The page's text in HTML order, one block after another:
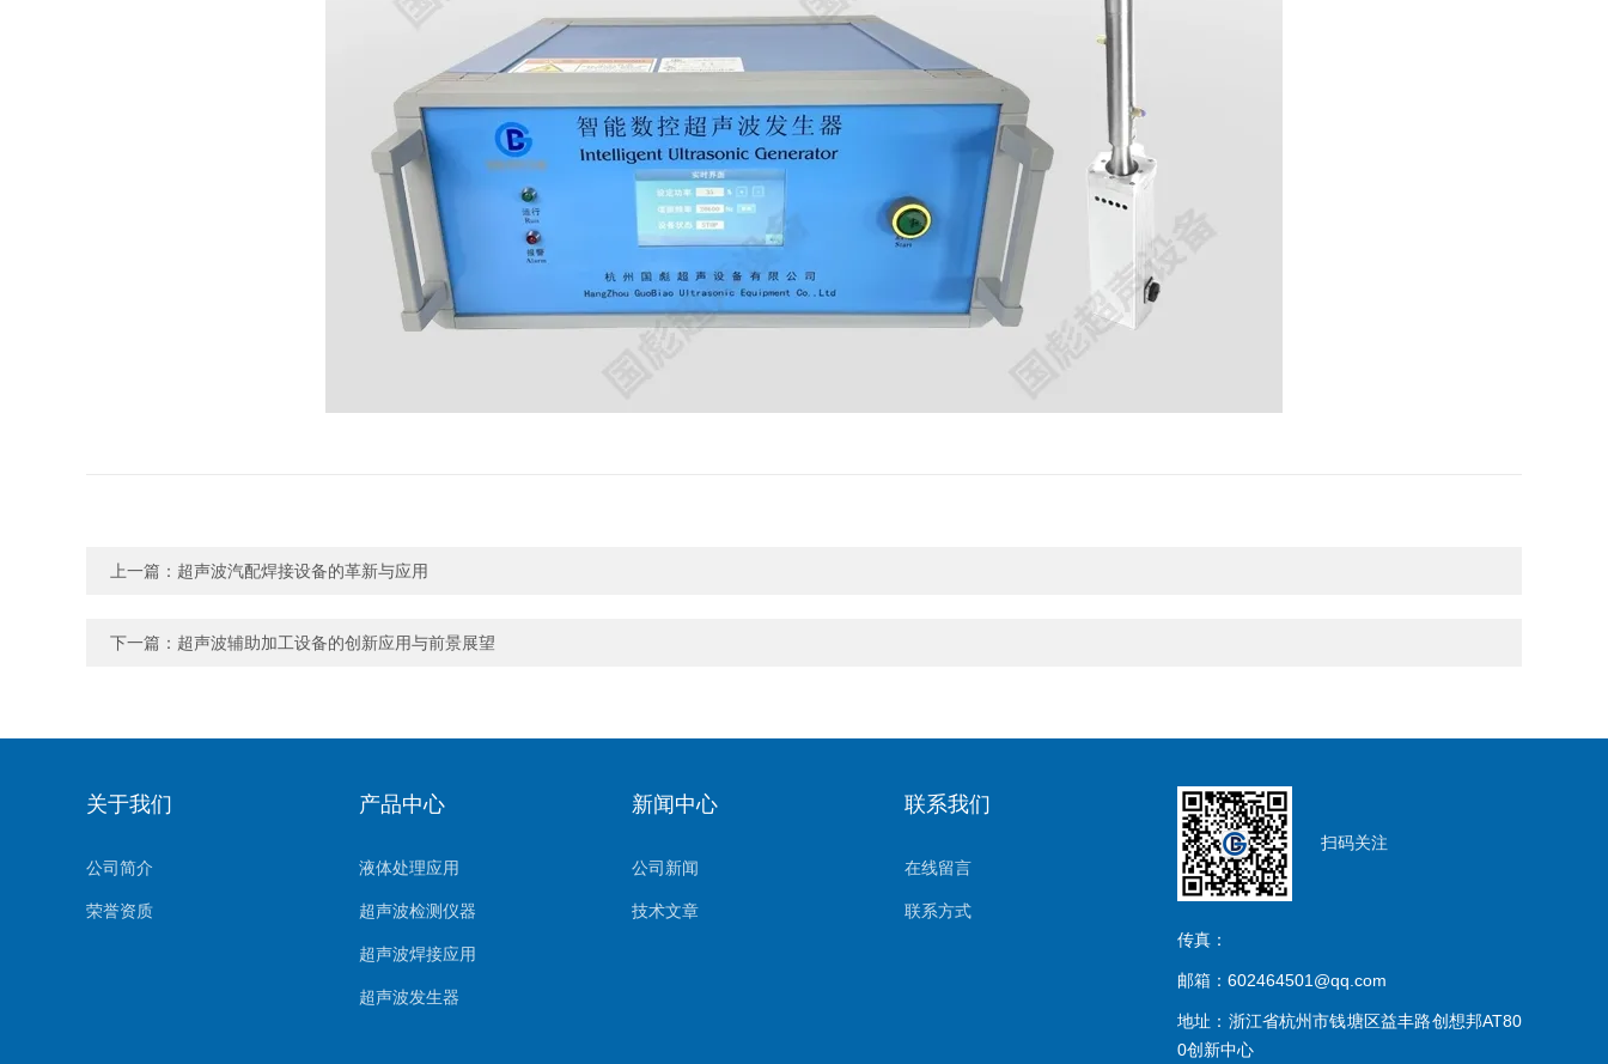
上一篇： 超声波汽配焊接设备的革新与应用
下一篇： 超声波辅助加工设备的创新应用与前景展望
关于我们
公司简介
荣誉资质
产品中心
液体处理应用
超声波检测仪器
超声波焊接应用
超声波发生器
新闻中心
公司新闻
技术文章
联系我们
在线留言
联系方式
扫码关注
传真：
邮箱：602464501@qq.com
地址：浙江省杭州市钱塘区益丰路创想邦AT80
0创新中心